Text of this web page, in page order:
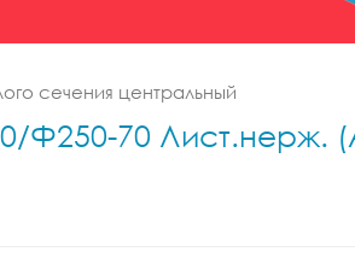
сечения центральный
Ф250-70 Лист.нерж.